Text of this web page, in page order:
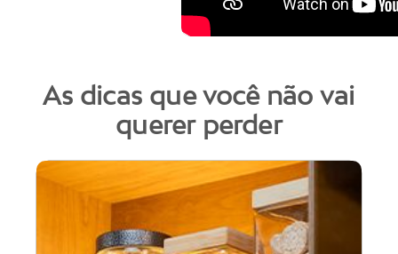
As dicas que você não vai
querer perder